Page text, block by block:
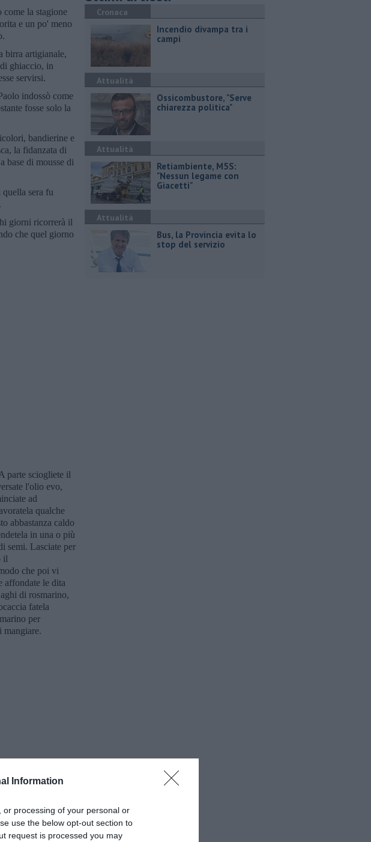
Information
processing of your personal or
use the below opt-out section to
request is processed you may
la stagione
e un po' meno
birra artigianale,
ghiaccio, in
servirsi.
indossò come
fosse solo la
bandierine e
la fidanzata di
base di mousse di
sera fu
giorni ricorrerà il
che quel giorno
parte sciogliete il
l'olio evo,
ad
qualche
abbastanza caldo
in una o più
semi. Lasciate per
il
che poi vi
affondate le dita
di rosmarino,
fatela
per
mangiare.
Cronaca
Incendio divampa tra i
campi
Attualità
Ossicombustore, "Serve
chiarezza politica"
Attualità
Retiambiente, M5S:
"Nessun legame con
Giacetti"
Attualità
Bus, la Provincia evita lo
stop del servizio